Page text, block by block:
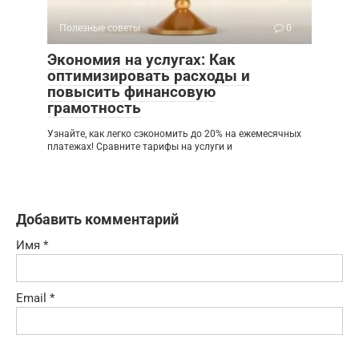
Полезные советы 0
Экономия на услугах: Как
оптимизировать расходы и
повысить финансовую
грамотность
Узнайте, как легко сэкономить до 20% на ежемесячных
платежах! Сравните тарифы на услуги и
Добавить комментарий
Имя *
Email *